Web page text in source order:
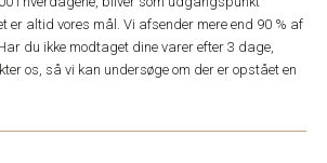
er altid vores mål. Vi afsender mere end 90 % af
du ikke modtaget dine varer efter 3 dage,
os, så vi kan undersøge om der er opstået en